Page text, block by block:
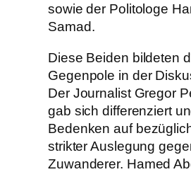
sowie der Politologe
Samad.
Diese Beiden bildeten
Gegenpole in der
Der Journalist Gregor
gab sich differenziert
Bedenken auf
strikter Auslegung
Zuwanderer. Hamed